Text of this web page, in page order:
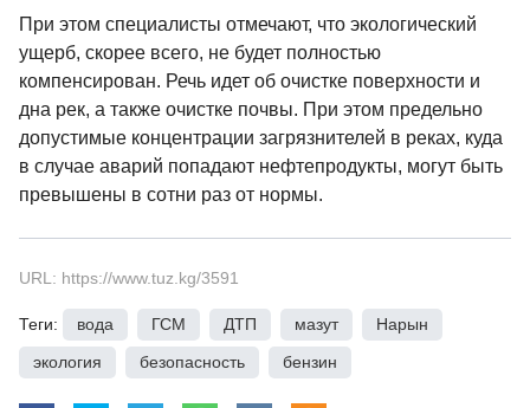
При этом специалисты отмечают, что экологический
ущерб, скорее всего, не будет полностью
компенсирован. Речь идет об очистке поверхности и
дна рек, а также очистке почвы. При этом предельно
допустимые концентрации загрязнителей в реках, куда
в случае аварий попадают нефтепродукты, могут быть
превышены в сотни раз от нормы.
URL: https://www.tuz.kg/3591
Теги: вода ГСМ ДТП мазут Нарын
экология
безопасность бензин